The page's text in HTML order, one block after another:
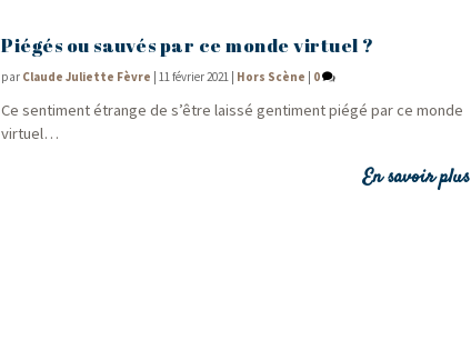
Piégés ou sauvés par ce monde virtuel ?
par Claude Juliette Fèvre |11 février 2021 Hors Scène 0
Ce sen­ti­ment étrange de s’être lais­sé gen­ti­ment pié­gé par ce monde
virtuel…
En savoir plus